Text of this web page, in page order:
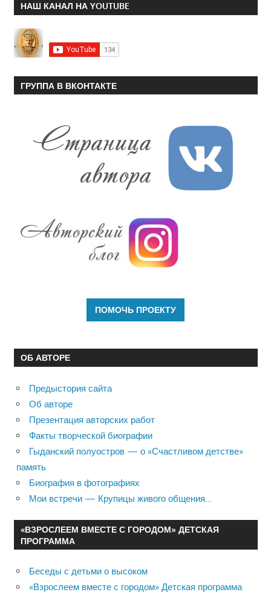
НАШ КАНАЛ НА YOUTUBE
ГРУППА В ВКОНТАКТЕ
ОБ АВТОРЕ
Предыстория сайта
Об авторе
Презентация авторских работ
Факты творческой биографии
Гыданский полуостров — о «Счастливом детстве»
память
Биография в фотографиях
Мои встречи — Крупицы живого общения…
«ВЗРОСЛЕЕМ ВМЕСТЕ С ГОРОДОМ» ДЕТСКАЯ
ПРОГРАММА
Беседы с детьми о высоком
«Взрослеем вместе с городом» Детская программа